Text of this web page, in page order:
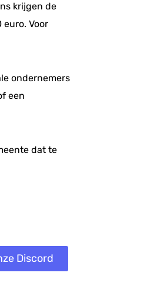
krijgen de
Voor
ondernemers
een
dat te
Discord